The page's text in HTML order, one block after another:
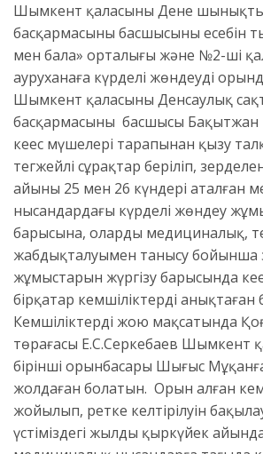
Шымкент қаласының Дене
басқармасының басшысының есебін
мен бала» орталығы және №2-ші
ауруханаға күрделі жөндеудің
Шымкент қаласының Денсаулық
басқармасының басшысы Бақытжан
кеңес мүшелері тарапынан қызу
тегжейлі сұрақтар беріліп,
айының 25 мен 26 күндері аталған
нысандардағы күрделі жөндеу
барысына, олардың медициналық,
жабдықталуымен танысу бойынша
жұмыстарын жүргізу барысында
бірқатар кемшіліктерді анықтаған
Кемшіліктерді жою мақсатында
төрағасы Е.С.Серкебаев Шымкент
бірінші орынбасары Шыңғыс
жолдаған болатын. Орын алған
жойылып, ретке келтірілуін
үстіміздегі жылдың қыркүйек